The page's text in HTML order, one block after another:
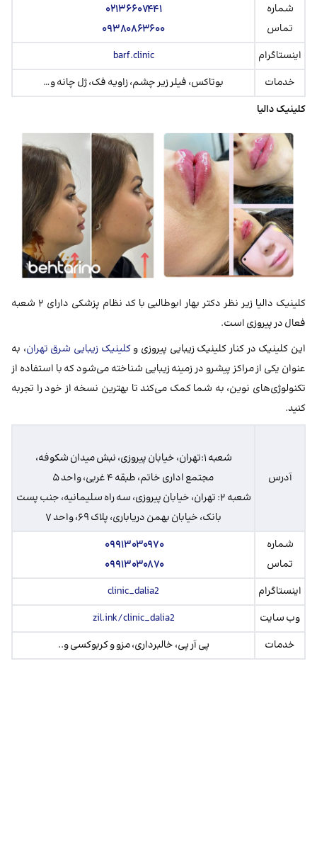
شماره
تماس
۰۲۱۳۶۶۰۷۴۴۱
۰۹۳۸۰۸۶۳۶۰۰
اینستاگرام
barf.clinic
خدمات
بوتاکس، فیلر زیر چشم، زاویه فک، ژل چانه و‌‌‌…
کلینیک دالیا
کلینیک دالیا زیر نظر دکتر بهار ابوطالبی با کد نظام پزشکی دارای ۲ شعبه
فعال در پیروزی است.
این کلینیک در کنار کلینیک‌ زیبایی پیروزی وکلینیک زیبایی شرق تهران، به
عنوان یکی از مراکز پیشرو در زمینه زیبایی شناخته می‌شود که با استفاده از
تکنولوژی‌های نوین، به شما کمک می‌کند تا بهترین نسخه از خود را تجربه
کنید.
آدرس
شعبه ۱: تهران، خیابان پیروزی، نبش میدان شکوفه،
مجتمع اداری خاتم، طبقه ۴ غربی، واحد ۵
شعبه ۲: تهران، خیابان پیروزی، سه راه سلیمانیه، جنب پست
بانک، خیابان بهمن دریاباری، پلاک ۶۹، واحد ۷
شماره
تماس
۰۹۹۱۳۰۳۰۹۷۰
۰۹۹۱۳۰۳۰۸۷۰
اینستاگرام
clinic_dalia2
وب سایت
zil.ink/clinic_dalia2
خدمات
پی آر پی، خالبرداری، مزو و کربوکسی و..‌